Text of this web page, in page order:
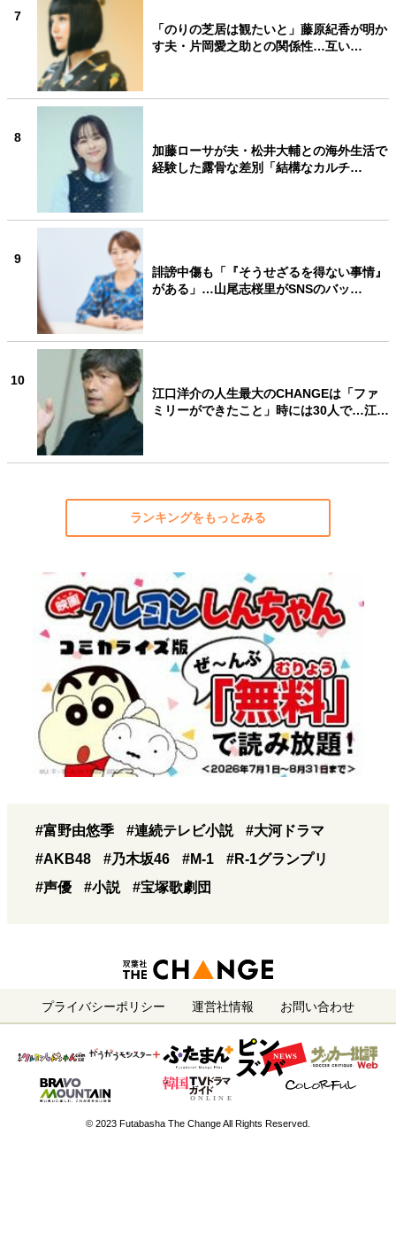
7
「のりの芝居は観たいと」藤原紀香が明か
す夫・片岡愛之助との関係性…互い…
8
加藤ローサが夫・松井大輔との海外生活で
経験した露骨な差別「結構なカルチ…
9
誹謗中傷も「『そうせざるを得ない事情』
がある」…山尾志桜里がSNSのバッ…
10
江口洋介の人生最大のCHANGEは「ファ
ミリーができたこと」時には30人で…江…
ランキングをもっとみる
#富野由悠季 #連続テレビ小説
#大河ドラマ
#AKB48
#乃木坂46 #M-1
#R-1グランプリ
#声優
#小説 #宝塚歌劇団
プライバシーポリシー 運営社情報 お問い合わせ
© 2023 Futabasha The Change All Rights Reserved.